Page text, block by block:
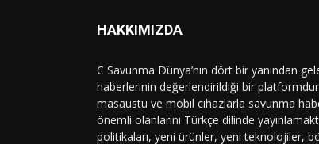
HAKKIMIZDA
C Savunma Dünya’nın dört bir yanından
haberlerinin değerlendirildiği bir
masaüstü ve mobil cihazlarla savunma
önemli olanlarını Türkçe dilinde
politikaları, yeni ürünler, yeni teknolojiler,